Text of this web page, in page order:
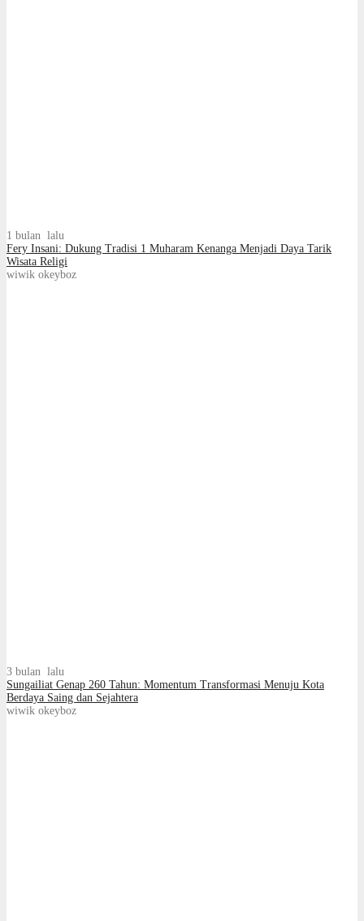
1 bulan lalu
Fery Insani: Dukung Tradisi 1 Muharam Kenanga Menjadi Daya Tarik
Wisata Religi
wiwik okeyboz
3 bulan lalu
Sungailiat Genap 260 Tahun: Momentum Transformasi Menuju Kota
Berdaya Saing dan Sejahtera
wiwik okeyboz